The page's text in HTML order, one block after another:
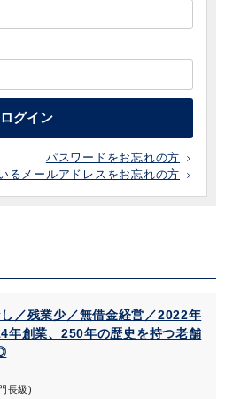
ログイン
パスワードをお忘れの方
るメールアドレスをお忘れの方
し／残業少／無借金経営／2022年
年創業、250年の歴史を持つ老舗
長級)